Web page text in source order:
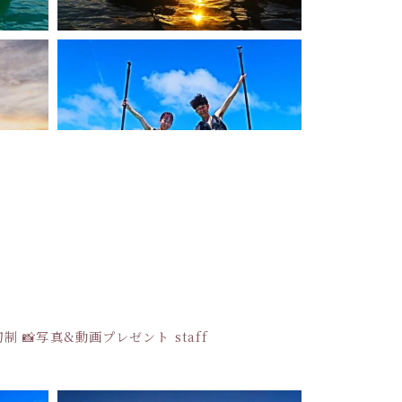
制 📸写真&動画プレゼント staff